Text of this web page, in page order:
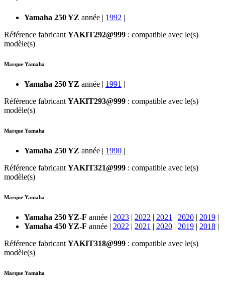
Yamaha 250 YZ année | 1992 |
Référence fabricant YAKIT292@999 : compatible avec le(s)
modèle(s)
Marque Yamaha
Yamaha 250 YZ année | 1991 |
Référence fabricant YAKIT293@999 : compatible avec le(s)
modèle(s)
Marque Yamaha
Yamaha 250 YZ année | 1990 |
Référence fabricant YAKIT321@999 : compatible avec le(s)
modèle(s)
Marque Yamaha
Yamaha 250 YZ-F année | 2023 | 2022 | 2021 | 2020 | 2019 |
Yamaha 450 YZ-F année | 2022 | 2021 | 2020 | 2019 | 2018 |
Référence fabricant YAKIT318@999 : compatible avec le(s)
modèle(s)
Marque Yamaha